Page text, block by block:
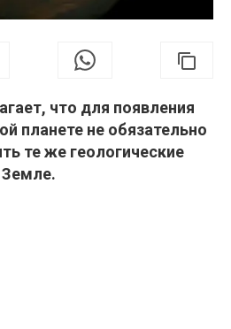
что для появления
планете не обязательно
те же геологические
Земле.